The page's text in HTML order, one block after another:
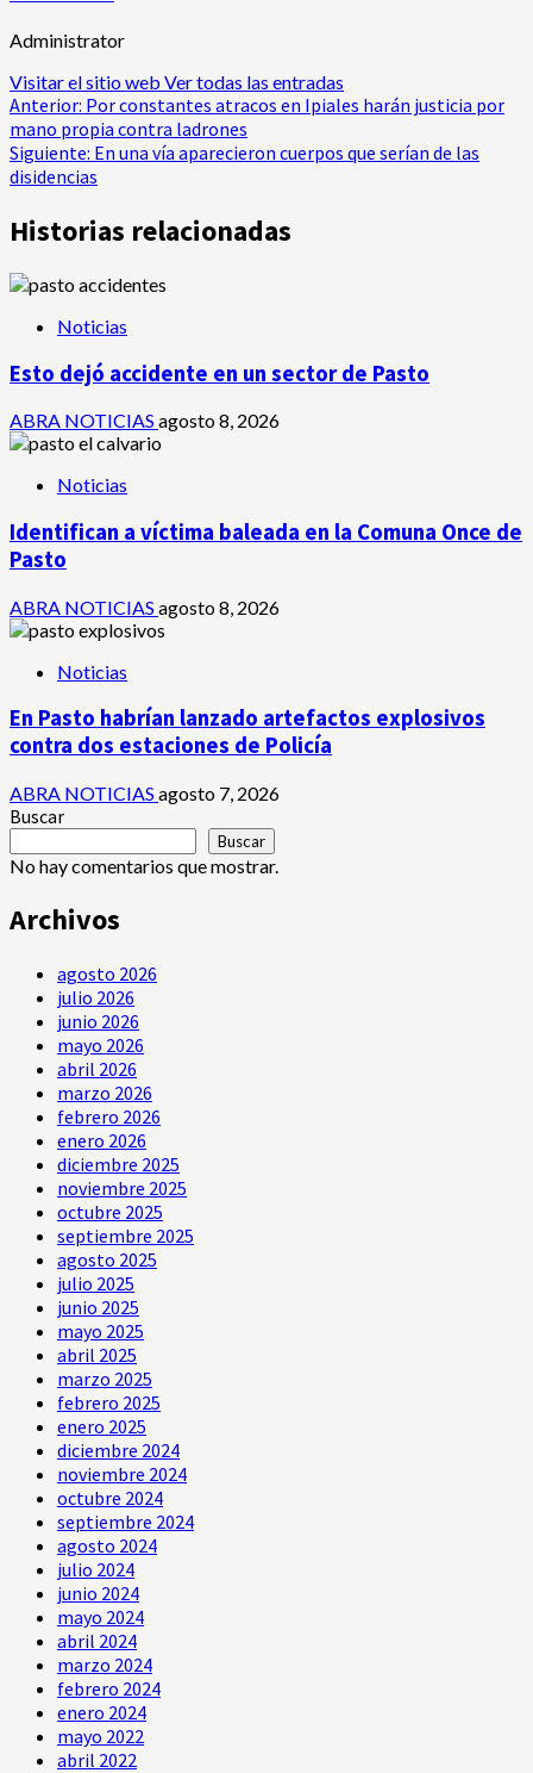
Administrator
Visitar el sitio web Ver todas las entradas
Navegación
de
entradas
Anterior: Por constantes atracos en Ipiales harán justicia por
mano propia contra ladrones
Siguiente: En una vía aparecieron cuerpos que serían de las
disidencias
Historias relacionadas
Noticias
Esto dejó accidente en un sector de Pasto
ABRA NOTICIAS agosto 8, 2026
Noticias
Identifican a víctima baleada en la Comuna Once de
Pasto
ABRA NOTICIAS agosto 8, 2026
Noticias
En Pasto habrían lanzado artefactos explosivos
contra dos estaciones de Policía
ABRA NOTICIAS agosto 7, 2026
Buscar
Buscar
No hay comentarios que mostrar.
Archivos
agosto 2026
julio 2026
junio 2026
mayo 2026
abril 2026
marzo 2026
febrero 2026
enero 2026
diciembre 2025
noviembre 2025
octubre 2025
septiembre 2025
agosto 2025
julio 2025
junio 2025
mayo 2025
abril 2025
marzo 2025
febrero 2025
enero 2025
diciembre 2024
noviembre 2024
octubre 2024
septiembre 2024
agosto 2024
julio 2024
junio 2024
mayo 2024
abril 2024
marzo 2024
febrero 2024
enero 2024
mayo 2022
abril 2022